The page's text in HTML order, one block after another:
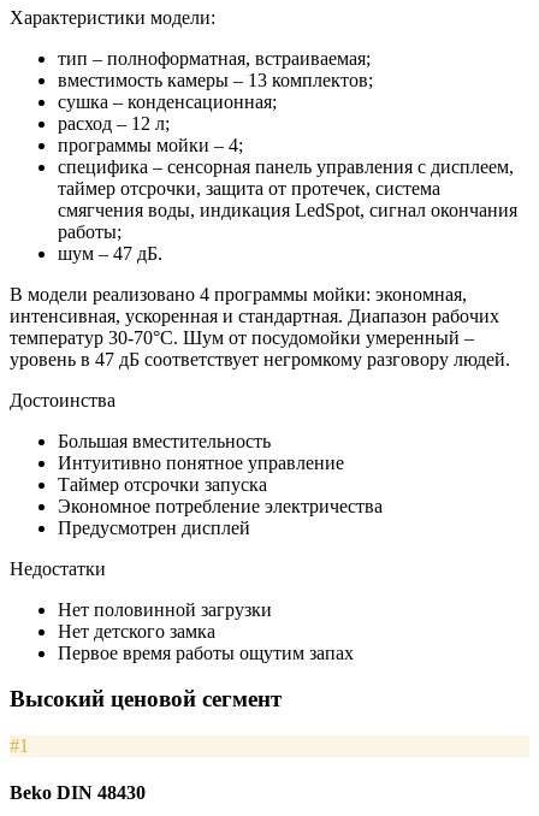
Характеристики модели:
тип – полноформатная, встраиваемая;
вместимость камеры – 13 комплектов;
сушка – конденсационная;
расход – 12 л;
программы мойки – 4;
специфика – сенсорная панель управления с дисплеем,
таймер отсрочки, защита от протечек, система
смягчения воды, индикация LedSpot, сигнал окончания
работы;
шум – 47 дБ.
В модели реализовано 4 программы мойки: экономная,
интенсивная, ускоренная и стандартная. Диапазон рабочих
температур 30-70°С. Шум от посудомойки умеренный –
уровень в 47 дБ соответствует негромкому разговору людей.
Достоинства
Большая вместительность
Интуитивно понятное управление
Таймер отсрочки запуска
Экономное потребление электричества
Предусмотрен дисплей
Недостатки
Нет половинной загрузки
Нет детского замка
Первое время работы ощутим запах
Высокий ценовой сегмент
#1
Beko DIN 48430